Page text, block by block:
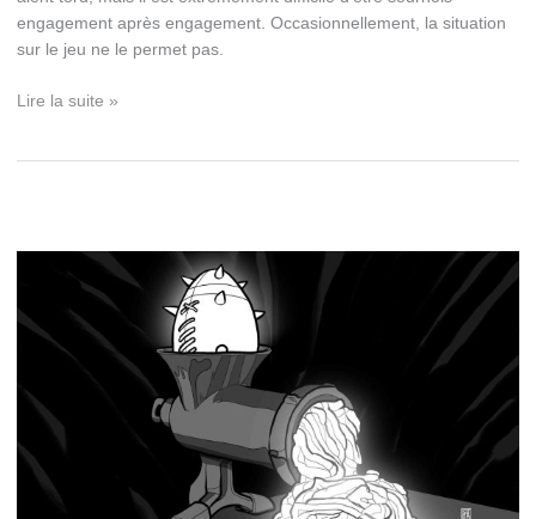
engagement après engagement. Occasionnellement, la situation
sur le jeu ne le permet pas.
Les
Lire la suite »